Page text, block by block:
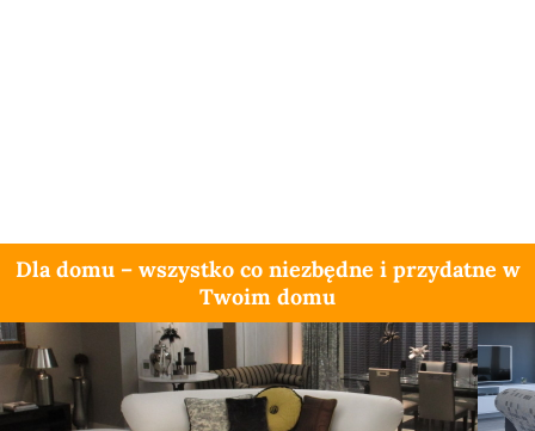
Dla domu – wszystko co niezbędne i przydatne w
Twoim domu